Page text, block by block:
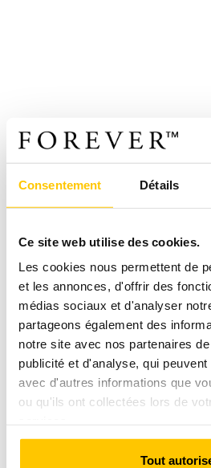
Consentement Détails
Ce site web utilise des cookies.
Les cookies nous permettent de
et les annonces, d'offrir des
médias sociaux et d'analyser
partageons également des
notre site avec nos partenaires
publicité et d'analyse, qui
avec d'autres informations que
ou qu'ils ont collectées lors de
Tout